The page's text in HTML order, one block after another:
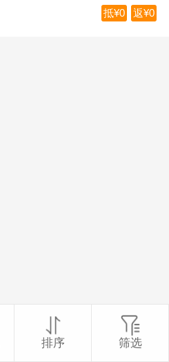
返¥0
抵¥0
排序 筛选